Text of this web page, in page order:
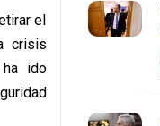
el
crisis
ido